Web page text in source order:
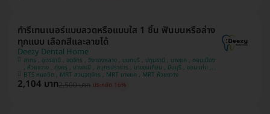
ทำรีเทนเนอร์แบบลวดหรือแบบใส 1 ชิ้น ฟันบนหรือล่าง
ทุกแบบ เลือกสีและลายได้
Deezy Dental Home
สาทร , อุดรธานี , จตุจักร , วังทองหลาง , นนทบุรี , ปทุมธานี , บางแค , ดอนเมือง
, ห้วยขวาง , ทุ่งครุ , บางกะปิ , สมุทรปราการ , บางขุนเทียน , มีนบุรี , ขอนแก่น ,
บางรัก , อุบลราชธานี BTS หมอชิต , MRT สวนจตุจักร , MRT บางแค , MRT ห้วยขวาง
2,104 บาท2,500 บาท ประหยัด 16%